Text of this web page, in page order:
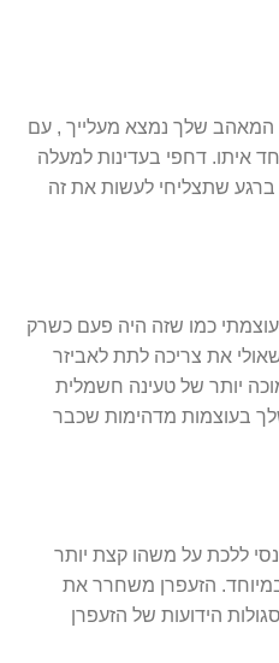
שלך נמצא מעלייך , עם
איתו. דחפי בעדינות למעלה
ברגע שתצליחי לעשות את זה
עוצמתי כמו שזה היה פעם כשרק
את צריכה לתת לאביזר
יותר של טעינה חשמלית
בעוצמות מדהימות שכבר
ללכת על משהו קצת יותר
הזעפרן משחרר את
הידועות של הזעפרן